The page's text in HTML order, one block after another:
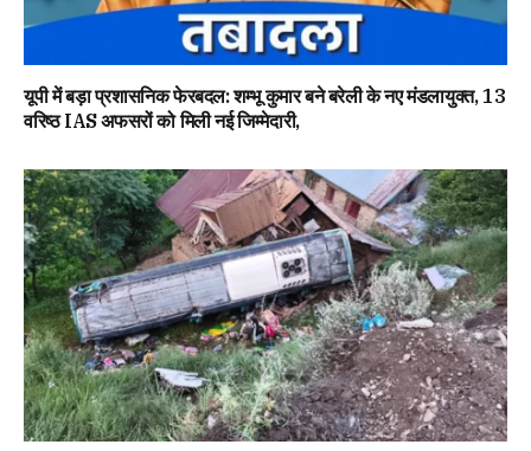
यूपी में बड़ा प्रशासनिक फेरबदल: शम्भू कुमार बने बरेली के नए मंडलायुक्त, 13
वरिष्ठ IAS अफसरों को मिली नई जिम्मेदारी,